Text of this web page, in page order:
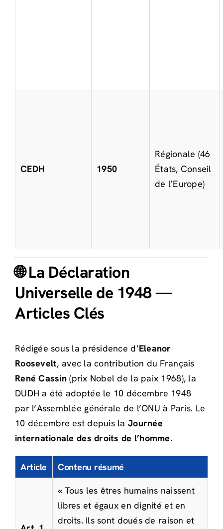
CEDH 1950
Régionale (46
États, Conseil
de l’Europe)
🌐 La Déclaration
Universelle de 1948 —
Articles Clés
Rédigée sous la présidence d’Eleanor
Roosevelt, avec la contribution du Français
René Cassin(prix Nobel de la paix 1968), la
DUDH a été adoptée le 10 décembre 1948
par l’Assemblée générale de l’ONU à Paris. Le
10 décembre est depuis laJournée
internationale des droits de l’homme.
Article Contenu résumé
« Tous les êtres humains naissent
libres et égaux en dignité et en
droits. Ils sont doués de raison et